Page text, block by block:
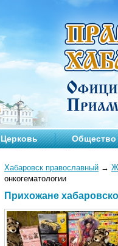
Церковь Общество
Хабаровск православный →
онкогематологии
Прихожане